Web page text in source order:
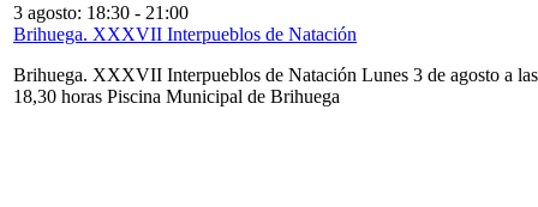
3 agosto: 18:30 - 21:00
Brihuega. XXXVII Interpueblos de Natación
Brihuega. XXXVII Interpueblos de Natación Lunes 3 de agosto a las
18,30 horas Piscina Municipal de Brihuega